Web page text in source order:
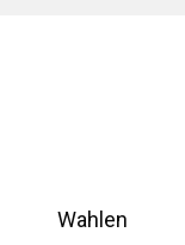
Wahlen